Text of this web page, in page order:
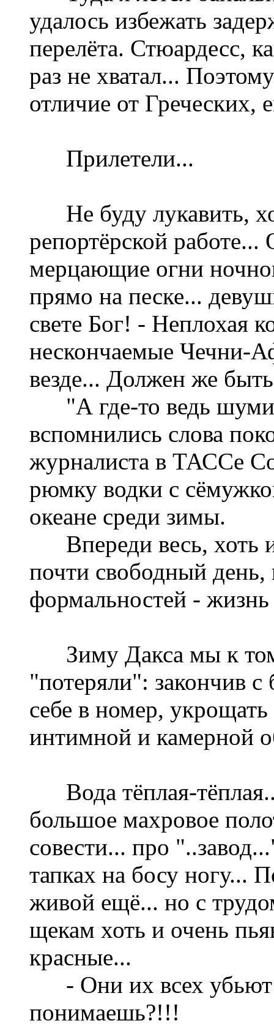
удалось избежать
перелёта. Стюардесс,
раз не хватал...
отличие от Греческих,
Прилетели...
Не буду лукавить,
репортёрской работе...
мерцающие огни
прямо на песке...
свете Бог! - Неплохая
нескончаемые Чечни-
везде... Должен же
"А где-то ведь
вспомнились слова
журналиста в ТАССе
рюмку водки с
океане среди зимы.
Впереди весь, хоть и
почти свободный день,
формальностей - жизнь
Зиму Дакса мы к
"потеряли": закончив
себе в номер,
интимной и камерной
Вода тёплая-
большое махровое
совести... про
тапках на босу ногу...
живой ещё... но с
щекам хоть и очень
красные...
- Они их всех
понимаешь?!!!